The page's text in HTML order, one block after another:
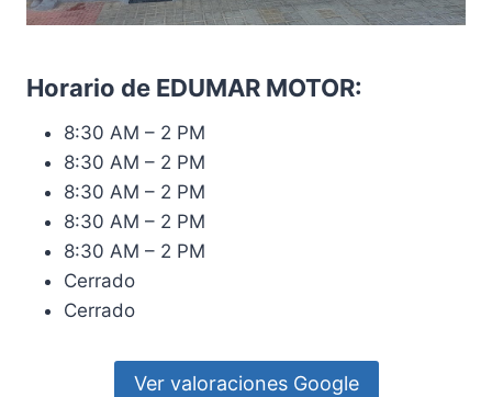
Horario de EDUMAR MOTOR:
8:30 AM – 2 PM
8:30 AM – 2 PM
8:30 AM – 2 PM
8:30 AM – 2 PM
8:30 AM – 2 PM
Cerrado
Cerrado
Ver valoraciones Google